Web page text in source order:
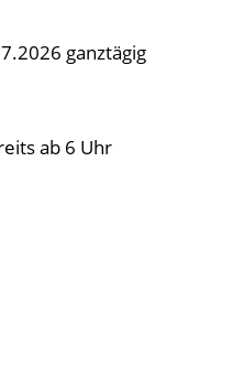
ganztägig
ab 6 Uhr